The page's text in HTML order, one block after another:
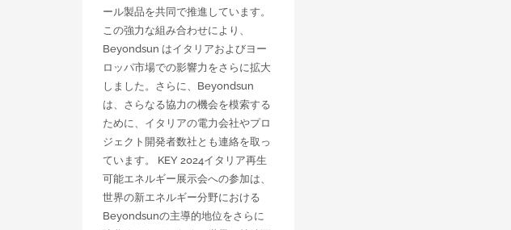
ール製品を共同で推進しています。
この強力な組み合わせにより、
Beyondsun はイタリアおよびヨー
ロッパ市場での影響力をさらに拡大
しました。さらに、Beyondsun
は、さらなる協力の機会を模索する
ために、イタリアの電力会社やプロ
ジェクト開発者数社とも連絡を取っ
ています。 KEY 2024イタリア再生
可能エネルギー展示会への参加は、
世界の新エネルギー分野における
Beyondsunの主導的地位をさらに